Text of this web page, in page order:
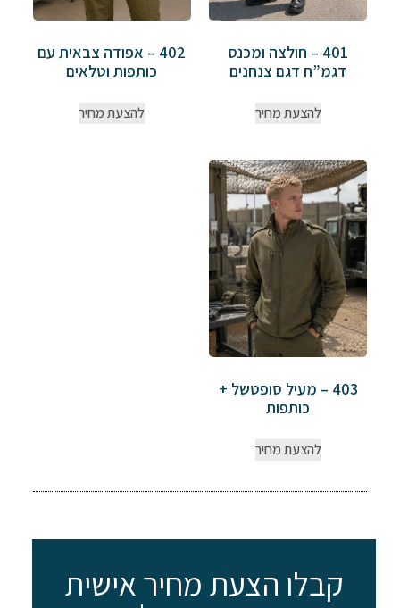
401 – חולצה ומכנס
דגמ”ח דגם צנחנים
להצעת מחיר
402 – אפודה צבאית עם
כותפות וטלאים
להצעת מחיר
403 – מעיל סופטשל +
כותפות
להצעת מחיר
קבלו הצעת מחיר אישית